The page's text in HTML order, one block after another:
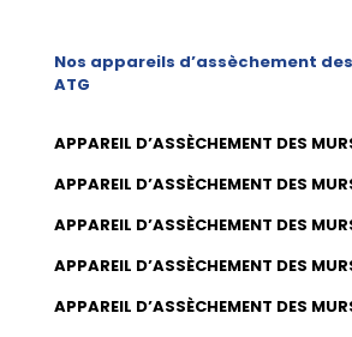
Nos appareils d’assèchement
ATG
APPAREIL D’ASSÈCHEMENT DES
APPAREIL D’ASSÈCHEMENT DES
APPAREIL D’ASSÈCHEMENT DES
APPAREIL D’ASSÈCHEMENT DES
APPAREIL D’ASSÈCHEMENT DES